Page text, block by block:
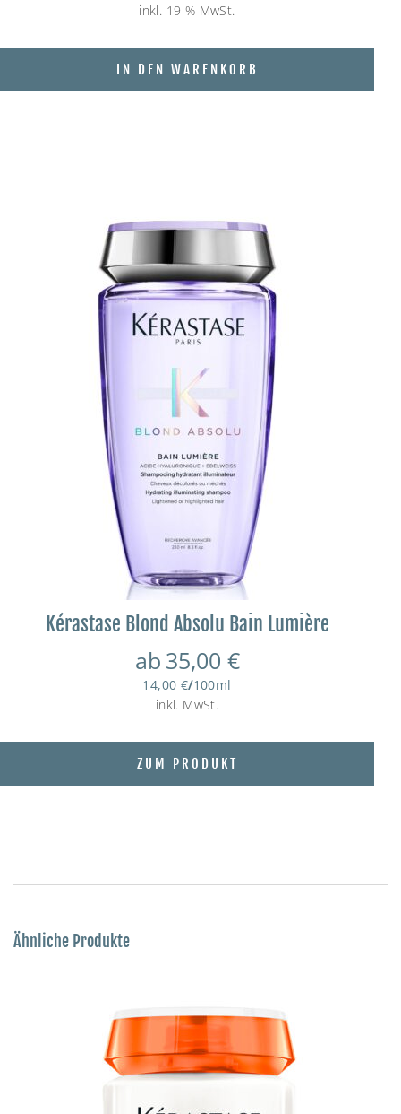
inkl. 19 % MwSt.
IN DEN WARENKORB
Kérastase Blond Absolu Bain Lumière
ab 35,00 €
14,00 €/100ml
inkl. MwSt.
ZUM PRODUKT
Ähnliche Produkte